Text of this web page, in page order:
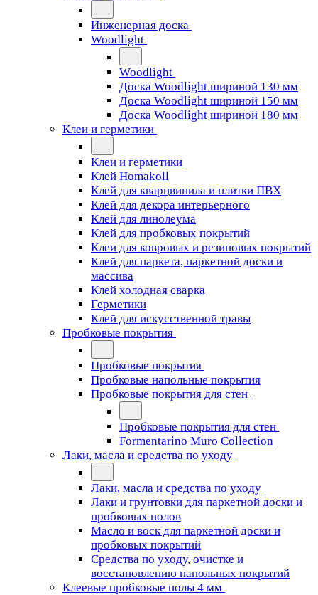
Инженерная доска
Woodlight
Woodlight
Доска Woodlight шириной 130 мм
Доска Woodlight шириной 150 мм
Доска Woodlight шириной 180 мм
Клеи и герметики
Клеи и герметики
Клей Homakoll
Клей для кварцвинила и плитки ПВХ
Клей для декора интерьерного
Клей для линолеума
Клей для пробковых покрытий
Клеи для ковровых и резиновых покрытий
Клей для паркета, паркетной доски и
массива
Клей холодная сварка
Герметики
Клей для искусственной травы
Пробковые покрытия
Пробковые покрытия
Пробковые напольные покрытия
Пробковые покрытия для стен
Пробковые покрытия для стен
Formentarino Muro Collection
Лаки, масла и средства по уходу
Лаки, масла и средства по уходу
Лаки и грунтовки для паркетной доски и
пробковых полов
Масло и воск для паркетной доски и
пробковых покрытий
Средства по уходу, очистке и
восстановлению напольных покрытий
Клеевые пробковые полы 4 мм